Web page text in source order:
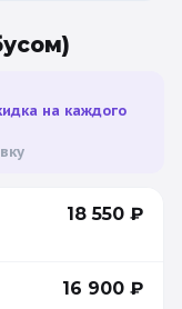
на каждого
18 550 ₽
16 900 ₽